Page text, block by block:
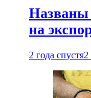
Названы
на
2 года спустя2